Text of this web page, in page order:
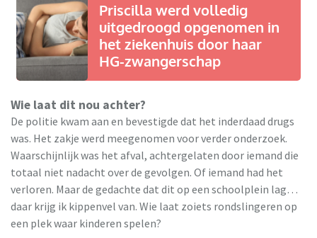
Priscilla werd volledig
uitgedroogd opgenomen in
het ziekenhuis door haar
HG-zwangerschap
Wie laat dit nou achter?
De politie kwam aan en bevestigde dat het inderdaad drugs
was. Het zakje werd meegenomen voor verder onderzoek.
Waarschijnlijk was het afval, achtergelaten door iemand die
totaal niet nadacht over de gevolgen. Of iemand had het
verloren. Maar de gedachte dat dit op een schoolplein lag…
daar krijg ik kippenvel van. Wie laat zoiets rondslingeren op
een plek waar kinderen spelen?